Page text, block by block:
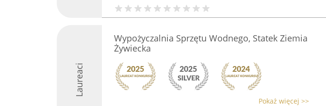
Laureaci
Wypożyczalnia Sprzętu Wodnego, Statek Ziemia
Żywiecka
Pokaż więcej >>